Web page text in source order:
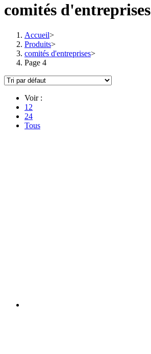
comités d'entreprises
Accueil>
Produits>
comités d'entreprises>
Page 4
Voir :
12
24
Tous